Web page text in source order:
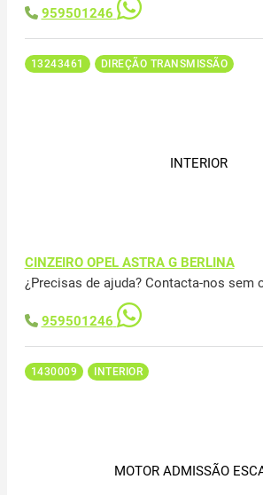
959501246
13243461 DIREÇÃO TRANSMISSÃO
INTERIOR
CINZEIRO OPEL ASTRA G BERLINA
¿Precisas de ajuda? Contacta-nos sem
959501246
1430009 INTERIOR
MOTOR ADMISSÃO